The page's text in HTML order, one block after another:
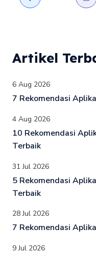
Artikel
6 Aug 2026
7 Rekomendasi
4 Aug 2026
10 Rekomendasi
Terbaik
31 Jul 2026
5 Rekomendasi
Terbaik
28 Jul 2026
7 Rekomendasi
9 Jul 2026